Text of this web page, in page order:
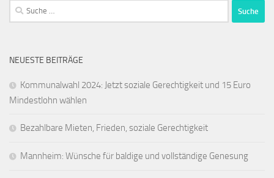
Suche
nach:
NEUESTE BEITRÄGE
Kommunalwahl 2024: Jetzt soziale Gerechtigkeit und 15 Euro
Mindestlohn wählen
Bezahlbare Mieten, Frieden, soziale Gerechtigkeit
Mannheim: Wünsche für baldige und vollständige Genesung